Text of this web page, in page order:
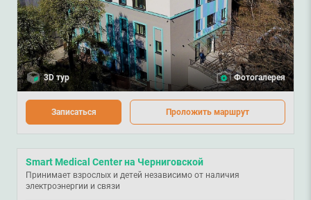
3D тур Фотогалерея
Записаться Проложить маршрут
Smart Medical Center на Черниговской
Принимает взрослых и детей независимо от наличия
электроэнергии и связи